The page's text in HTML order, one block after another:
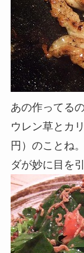
あの作ってる
ウレン草とカ
円）のことね
ダが妙に目を